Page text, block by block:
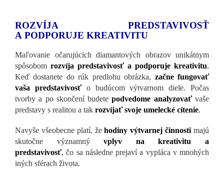
ROZVÍJA PREDSTAVIVOSŤ
A PODPORUJE KREATIVITU
Maľovanie očarujúcich diamantových obrazov unikátnym
spôsobom rozvíja predstavivosť a podporuje kreativitu.
Keď dostanete do rúk predlohu obrázka, začne fungovať
vaša predstavivosť o budúcom výtvarnom diele. Počas
tvorby a po skončení budetepodvedome analyzovaťvaše
predstavy s realitou a tak rozvíjať svoje umelecké cítenie.
Navyše všeobecne platí, žehodiny výtvarnej činnosti majú
skutočne významnývplyv na kreativitu a
predstavivosť, čo sa následne prejaví a vypláca v mnohých
iných sférach života.